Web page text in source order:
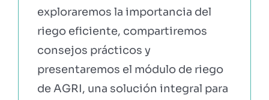
exploraremos la importancia del
riego eficiente, compartiremos
consejos prácticos y
presentaremos el módulo de riego
de AGRI, una solución integral para